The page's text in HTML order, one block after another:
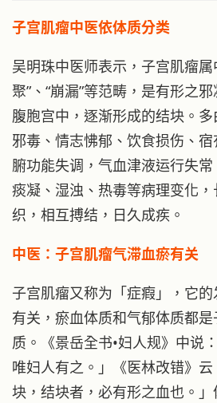
子宫肌瘤中医依体质分类
吴明珠中医师表示，子宫肌瘤属
聚”、“崩漏”等范畴，是有形之
腹胞宫中，逐渐形成的结块。
邪毒、情志怫郁、饮食损伤、
腑功能失调，气血津液运行失常
痰凝、湿浊、热毒等病理变化
织，相互搏结，日久成疾。
中医：子宫肌瘤气滞血瘀有关
子宫肌瘤又称为「症瘕」，它
有关，瘀血体质和气郁体质都
质。《景岳全书•妇人规》中说
唯妇人有之。」《医林改错》
块，结块者，必有形之血也。